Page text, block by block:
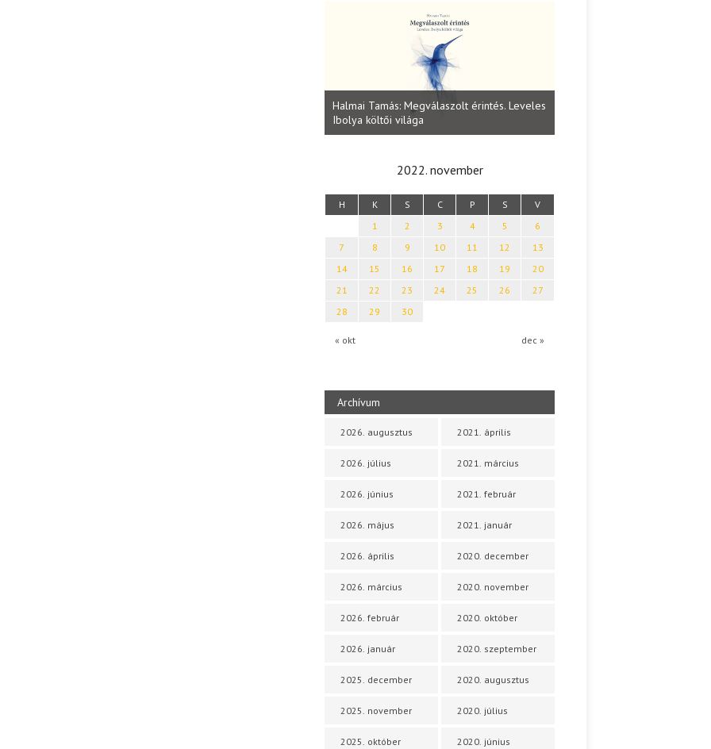
Halmai Tamás: Megválaszolt érintés. Leveles
Ibolya költői világa
2022. november
H K S C P S V
« okt dec »
1 2 3 4 5
6
7
8 9 10 11 12
13
14
15 16 17 18 19
20
21
22 23 24 25 26
27
28
29 30
Archívum
2026. augusztus
2026. július
2026. június
2026. május
2026. április
2026. március
2026. február
2026. január
2025. december
2025. november
2025. október
2021. április
2021. március
2021. február
2021. január
2020. december
2020. november
2020. október
2020. szeptember
2020. augusztus
2020. július
2020. június